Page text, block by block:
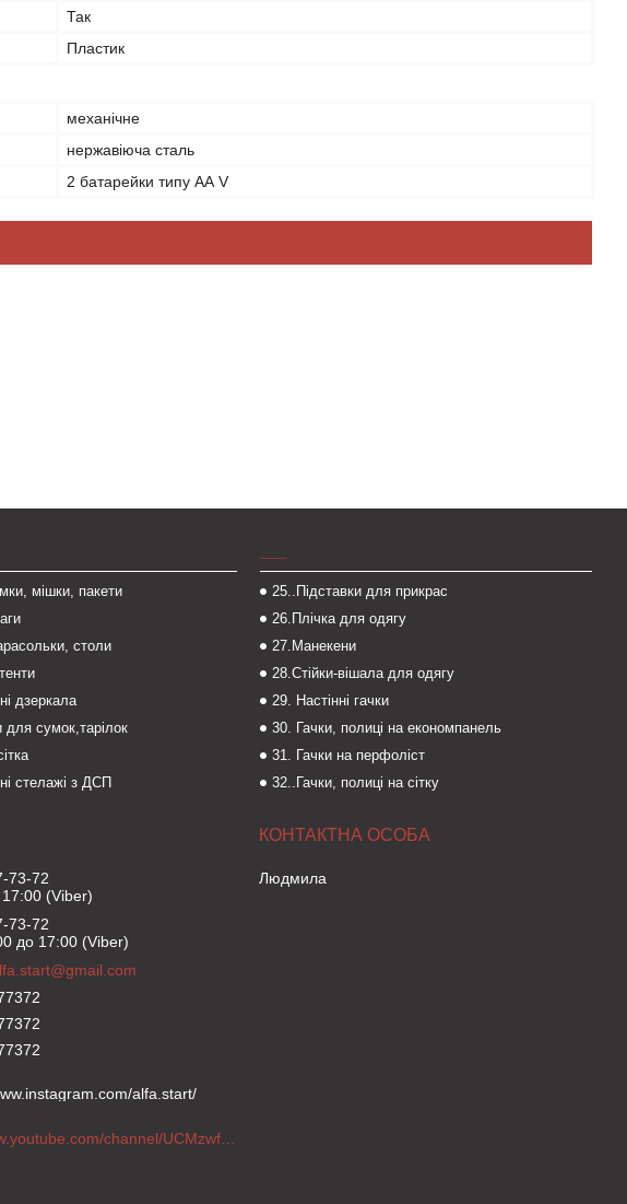
Так
Пластик
механічне
нержавіюча сталь
2 батарейки типу АА V
мішки, пакети
столи
дзеркала
для сумок,тарілок
стелажі з ДСП
25..Підставки для прикрас
26.Плічка для одягу
27.Манекени
28.Стійки-вішала для одягу
29. Настінні гачки
30. Гачки, полиці на економпанель
31. Гачки на перфоліст
32..Гачки, полиці на сітку
73-72
(Viber)
73-72
до 17:00 (Viber)
alfa.start/
https://www.youtube.com/channel/UCMzwfuPdxogFIKF_nELVFNw
Людмила